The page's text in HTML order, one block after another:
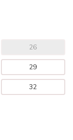
26
29
32